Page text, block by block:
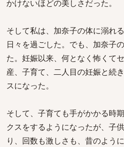
かけないほどの美しさだった。
そして私は、加奈子の体に溺れ
日々を過ごした。でも、加奈子
た。妊娠以来、何となく怖くて
産、子育て、二人目の妊娠と続
スになった。
そして、子育ても手がかかる時
クスをするようになったが、子
り、回数も激しさも、昔のよう